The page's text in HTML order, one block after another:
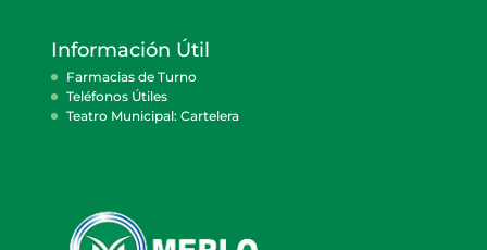
Información Útil
Farmacias de Turno
Teléfonos Útiles
Teatro Municipal: Cartelera